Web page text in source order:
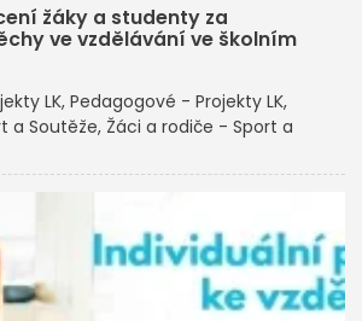
žáky a studenty za
ve vzdělávání ve školním
LK Pedagogové - Projekty LK
a Soutěže Žáci a rodiče - Sport a